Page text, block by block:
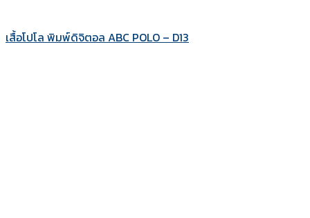
เสื้อโปโล พิมพ์ดิจิตอล ABC POLO – D13